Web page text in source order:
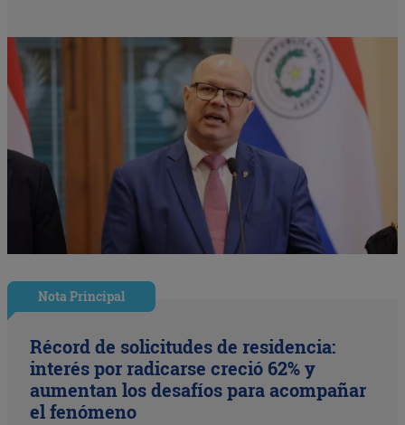
Nota Principal
Récord de solicitudes de residencia:
interés por radicarse creció 62% y
aumentan los desafíos para acompañar
el fenómeno